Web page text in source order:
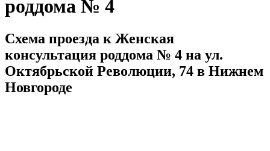
роддома № 4
Схема проезда к Женская
консультация роддома № 4 на ул.
Октябрьской Революции, 74 в Нижнем
Новгороде